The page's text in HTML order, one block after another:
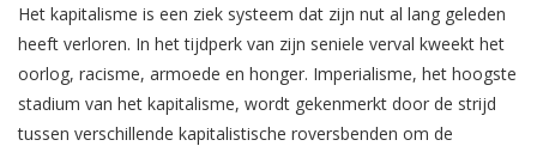
Het kapitalisme is een ziek systeem dat zijn nut al lang geleden
heeft verloren. In het tijdperk van zijn seniele verval kweekt het
oorlog, racisme, armoede en honger. Imperialisme, het hoogste
stadium van het kapitalisme, wordt gekenmerkt door de strijd
tussen verschillende kapitalistische roversbenden om de